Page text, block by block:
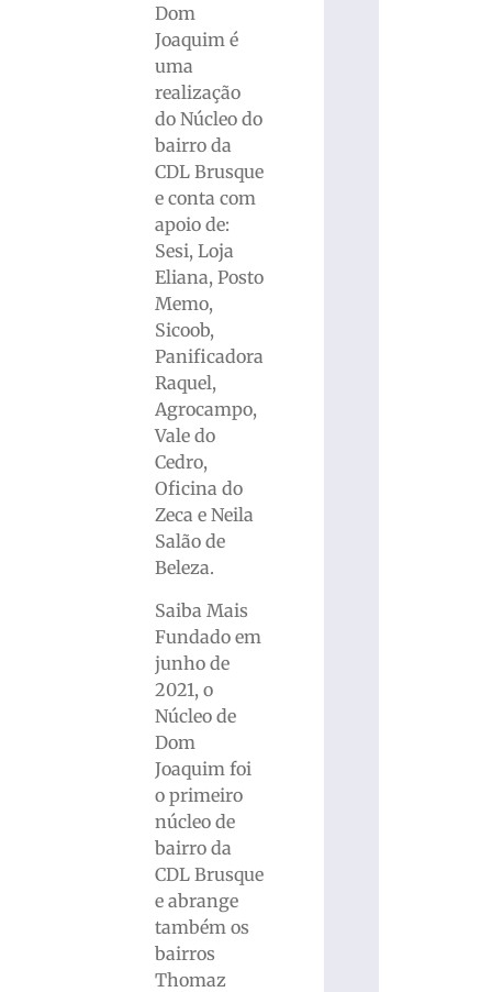
Dom
Joaquim é
uma
realização
do Núcleo do
bairro da
CDL Brusque
e conta com
apoio de:
Sesi, Loja
Eliana, Posto
Memo,
Sicoob,
Panificadora
Raquel,
Agrocampo,
Vale do
Cedro,
Oficina do
Zeca e Neila
Salão de
Beleza.
Saiba Mais
Fundado em
junho de
2021, o
Núcleo de
Dom
Joaquim foi
o primeiro
núcleo de
bairro da
CDL Brusque
e abrange
também os
bairros
Thomaz